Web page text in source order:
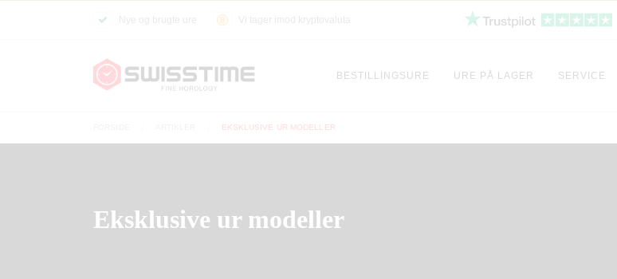
Nye og brugte ure Vi tager imod kryptovaluta
BESTILLINGSURE URE PÅ LAGER SERVICE
EKSKLUSIVE UR MODELLER
Eksklusive ur modeller